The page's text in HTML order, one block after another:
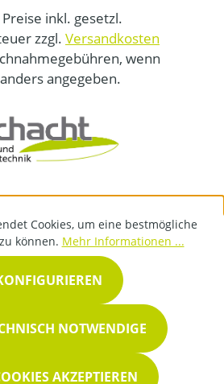
inkl. gesetzl.
zzgl. Versandkosten
wenn
angegeben.
Cookies, um eine bestmögliche
können. Mehr Informationen ...
NOTWENDIGE
AKZEPTIEREN